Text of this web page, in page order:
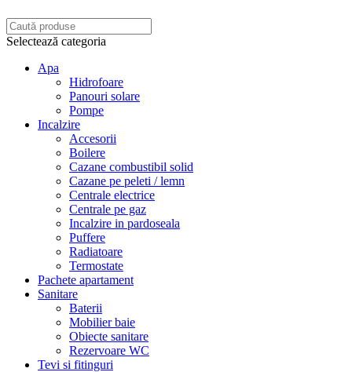
Selectează categoria
Apa
Hidrofoare
Panouri solare
Pompe
Incalzire
Accesorii
Boilere
Cazane combustibil solid
Cazane pe peleti / lemn
Centrale electrice
Centrale pe gaz
Incalzire in pardoseala
Puffere
Radiatoare
Termostate
Pachete apartament
Sanitare
Baterii
Mobilier baie
Obiecte sanitare
Rezervoare WC
Tevi si fitinguri